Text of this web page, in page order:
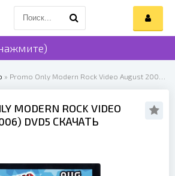
» Promo Only Modern Rock Video August 2006 (2006)
MODERN ROCK VIDEO
) DVD5 СКАЧАТЬ